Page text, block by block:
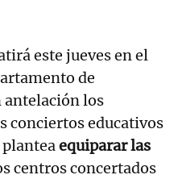
este jueves en el
de
antelación los
conciertos educativos
equiparar las
centros concertados